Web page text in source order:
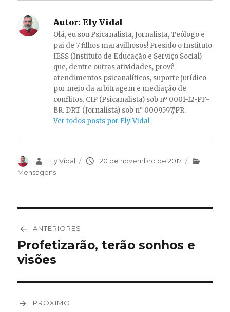
Autor: Ely Vidal
Olá, eu sou Psicanalista, Jornalista, Teólogo e
pai de 7 filhos maravilhosos! Presido o Instituto
IESS (Instituto de Educação e Serviço Social)
que, dentre outras atividades, provê
atendimentos psicanalíticos, suporte jurídico
por meio da arbitragem e mediação de
conflitos. CIP (Psicanalista) sob nº 0001-12-PF-
BR. DRT (Jornalista) sob n° 0009597/PR.
Ver todos posts por Ely Vidal
AutorEly Vidal
Publicado
20 de novembro de 2017
Categorias
Mensagens
de
Post
ANTERIORES
Post
anterior:
Profetizarão, terão sonhos e
visões
PRÓXIMO